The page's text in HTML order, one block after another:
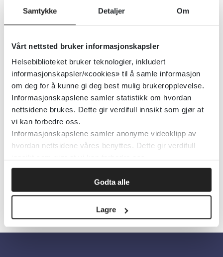
Samtykke Detaljer Om
Vårt nettsted bruker informasjonskapsler
Helsebiblioteket bruker teknologier, inkludert
informasjonskapsler/«cookies» til å samle informasjon
om deg for å kunne gi deg best mulig brukeropplevelse.
Informasjonskapslene samler statistikk om hvordan
nettsidene brukes. Dette gir verdifull innsikt som gjør at
vi kan forbedre oss.
Informasjonskapslene samler anonyme videoklipp av
hvordan nettsidene våres benyttes. Dette gir verdifull
Godta alle
Lagre
brukerhåndbok
Detaljer
Metodebok for sykehjemsleger
Bergen kommune
Detaljer